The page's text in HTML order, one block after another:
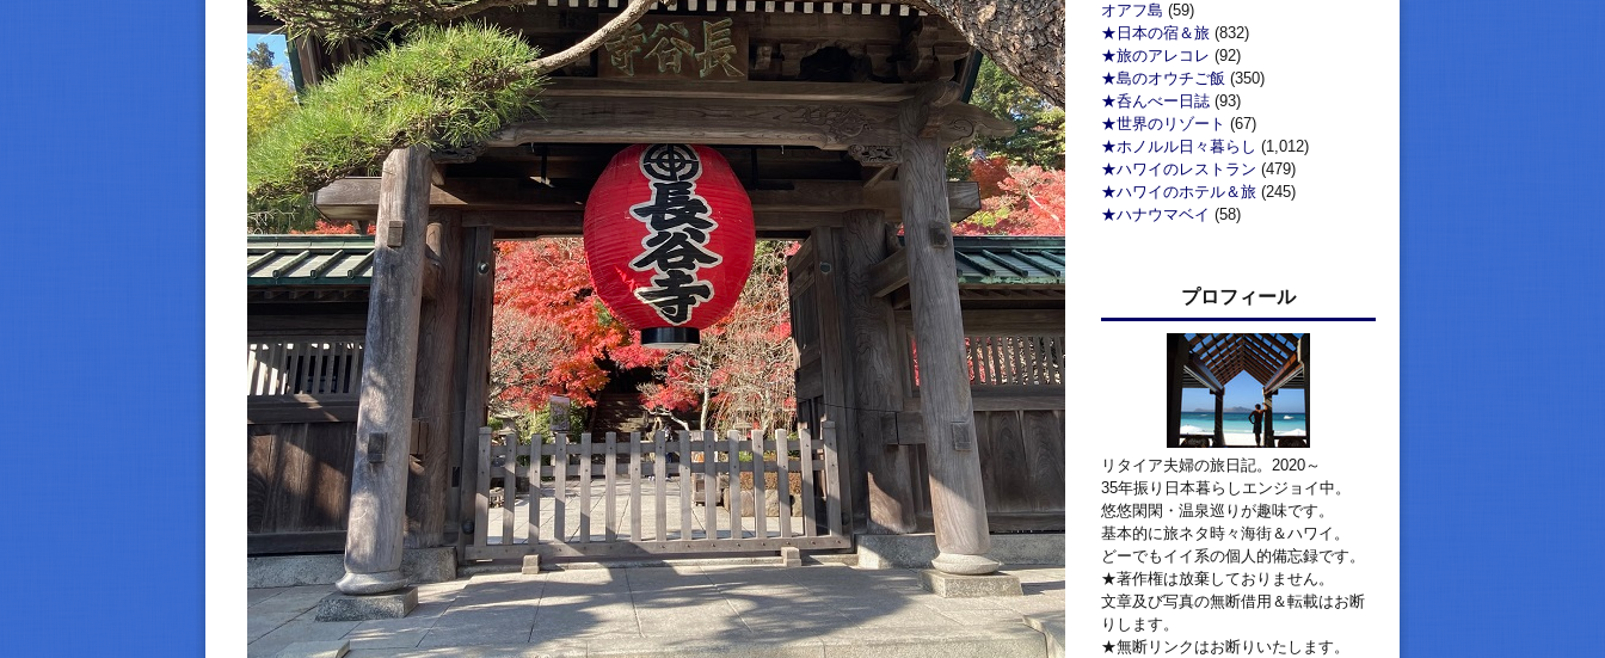
オアフ島 (59)
★日本の宿＆旅 (832)
★旅のアレコレ (92)
★島のオウチご飯 (350)
★呑んべー日誌 (93)
★世界のリゾート (67)
★ホノルル日々暮らし (1,012)
★ハワイのレストラン (479)
★ハワイのホテル＆旅 (245)
★ハナウマベイ (58)
プロフィール
リタイア夫婦の旅日記。2020～
35年振り日本暮らしエンジョイ中。
悠悠閑閑・温泉巡りが趣味です。
基本的に旅ネタ時々海街＆ハワイ。
どーでもイイ系の個人的備忘録です。
★著作権は放棄しておりません。
文章及び写真の無断借用＆転載はお断
りします。
★無断リンクはお断りいたします。